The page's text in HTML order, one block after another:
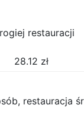
restauracji
28.12 zł
restauracja